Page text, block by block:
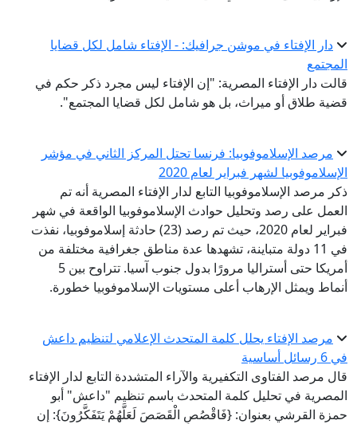
دار الإفتاء في موشن جرافيك: - الإفتاء شامل لكل قضايا
المجتمع
قالت دار الإفتاء المصرية: "إن الإفتاء ليس مجرد ذكر حكم في
قضية طلاق أو ميراث، بل هو شامل لكل قضايا المجتمع".
مرصد الإسلاموفوبيا: فرنسا تحتل المركز الثاني في مؤشر
الإسلاموفوبيا لشهر فبراير لعام 2020
ذكر مرصد الإسلاموفوبيا التابع لدار الإفتاء المصرية أنه تم
العمل على رصد وتحليل حوادث الإسلاموفوبيا الواقعة في شهر
فبراير لعام 2020، حيث تم رصد (23) حادثة إسلاموفوبيا، نفذت
في 11 دولة متباينة، تشهدها عدة مناطق جغرافية مختلفة من
أمريكا حتى أستراليا مرورًا بدول جنوب آسيا. تتراوح بين 5
أنماط ويمثل الإرهاب أعلى مستويات الإسلاموفوبيا خطورة.
مرصد الإفتاء يحلل كلمة المتحدث الإعلامي لتنظيم داعش
في 6 رسائل أساسية
قال مرصد الفتاوى التكفيرية والآراء المتشددة التابع لدار الإفتاء
المصرية في تحليل كلمة المتحدث باسم تنظيم "داعش" أبو
حمزة القرشي بعنوان: {فَاقْصُصِ الْقَصَصَ لَعَلَّهُمْ يَتَفَكَّرُونَ}: إن